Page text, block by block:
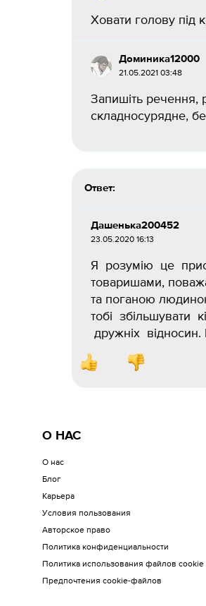
Ховати голову під
Доминика12000
21.05.2021 03:48
Запишіть речення,
складносурядне,
Ответ:
Дашенька200452
23.05.2020 16:13
Я розумію це
товаришами,
та поганою
тобі збільшувати
дружніх відносин.
О НАС
О нас
Блог
Карьера
Условия пользования
Авторское право
Политика конфиденциальности
Политика использования файлов cookie
Предпочтения cookie-файлов